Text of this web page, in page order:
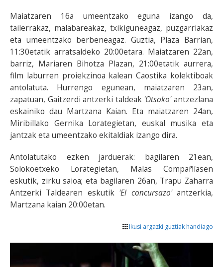
Maiatzaren 16a umeentzako eguna izango da,
tailerrakaz, malabareakaz, txikiguneagaz, puzgarriakaz
eta umeentzako berbeneagaz. Guztia, Plaza Barrian,
11:30etatik arratsaldeko 20:00etara. Maiatzaren 22an,
barriz, Mariaren Bihotza Plazan, 21:00etatik aurrera,
film laburren proiekzinoa kalean Caostika kolektiboak
antolatuta. Hurrengo egunean, maiatzaren 23an,
zapatuan, Gaitzerdi antzerki taldeak 'Otsoko'antzezlana
eskainiko dau Martzana Kaian. Eta maiatzaren 24an,
Miribillako Gernika Lorategietan, euskal musika eta
jantzak eta umeentzako ekitaldiak izango dira.
Antolatutako ezken jarduerak: bagilaren 21ean,
Solokoetxeko Lorategietan, Malas Compañíasen
eskutik, zirku saioa; eta bagilaren 26an, Trapu Zaharra
Antzerki Taldearen eskutik 'El concursazo'antzerkia,
Martzana kaian 20:00etan.
Ikusi argazki guztiak handiago